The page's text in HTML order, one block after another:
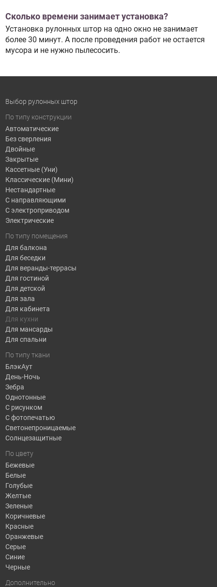
Сколько времени занимает установка?
Установка рулонных штор на одно окно не занимает
более 30 минут. А после проведения работ не остается
мусора и не нужно пылесосить.
Выбор рулонных штор
По типу конструкции
Автоматические
Без сверления
Двойные
Закрытые
Кассетные (Уни)
Классические (Мини)
Нестандартные
С направляющими
С электроприводом
Электрические
По типу помещения
Для балкона
Для беседки
Для веранды-террасы
Для гостиной
Для детской
Для зала
Для кабинета
Для кухни
Для мансарды
Для спальни
По типу ткани
БлэкАут
День-Ночь
Зебра
Однотонные
С рисунком
С фотопечатью
Светонепроницаемые
Солнцезащитные
По цвету
Бежевые
Белые
Голубые
Желтые
Зеленые
Коричневые
Красные
Оранжевые
Серые
Синие
Черные
Дополнительно